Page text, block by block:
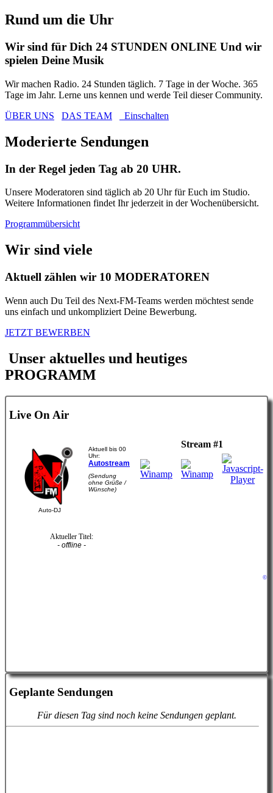
Rund um die Uhr
Wir sind für Dich 24 STUNDEN ONLINE Und wir
spielen Deine Musik
Wir machen Radio. 24 Stunden täglich. 7 Tage in der Woche. 365
Tage im Jahr. Lerne uns kennen und werde Teil dieser Community.
ÜBER UNS
DAS TEAM Einschalten
Moderierte Sendungen
In der Regel jeden Tag ab 20 UHR.
Unsere Moderatoren sind täglich ab 20 Uhr für Euch im Studio.
Weitere Informationen findet Ihr jederzeit in der Wochenübersicht.
Programmübersicht
Wir sind viele
Aktuell zählen wir 10 MODERATOREN
Wenn auch Du Teil des Next-FM-Teams werden möchtest sende
uns einfach und unkompliziert Deine Bewerbung.
JETZT BEWERBEN
Unser aktuelles und heutiges
PROGRAMM
Live On Air
Auto-DJ
Aktuell bis 00
Uhr:
Autostream
(Sendung
ohne Grüße /
Wünsche)
Aktueller Titel:
- offline -
Stream #1
©
Geplante Sendungen
Für diesen Tag sind noch keine Sendungen geplant.